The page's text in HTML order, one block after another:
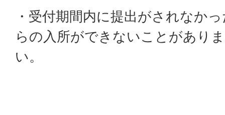
・受付期間内に提出がされなか
らの入所ができないことがあり
い。